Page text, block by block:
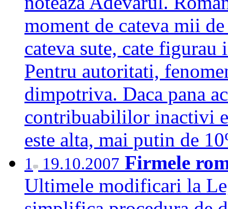
moment de cateva mii
cateva sute, cate
Pentru autoritati,
dimpotriva. Daca pana
contribuabililor inactivi
este alta, mai putin de
1 19.10.2007 Firmele
Ultimele modificari la